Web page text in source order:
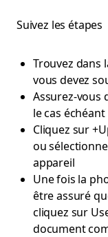
Suivez les étapes
Trouvez dans
vous devez
Assurez-vous
le cas échéant
Cliquez sur
ou
appareil
Une fois la
être assuré
cliquez sur
document